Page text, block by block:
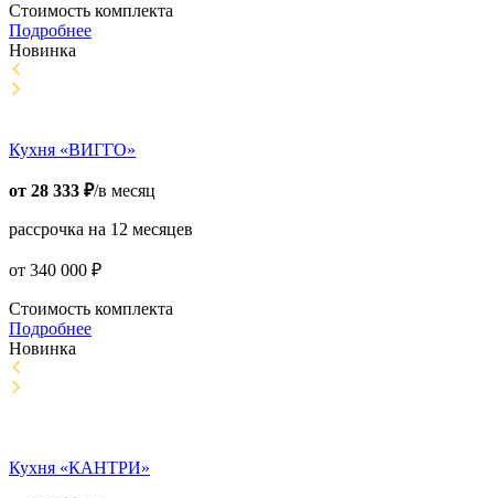
Стоимость комплекта
Подробнее
Новинка
Кухня «ВИГГО»
от 28 333 ₽/в месяц
рассрочка на 12 месяцев
от 340 000 ₽
Стоимость комплекта
Подробнее
Новинка
Кухня «КАНТРИ»